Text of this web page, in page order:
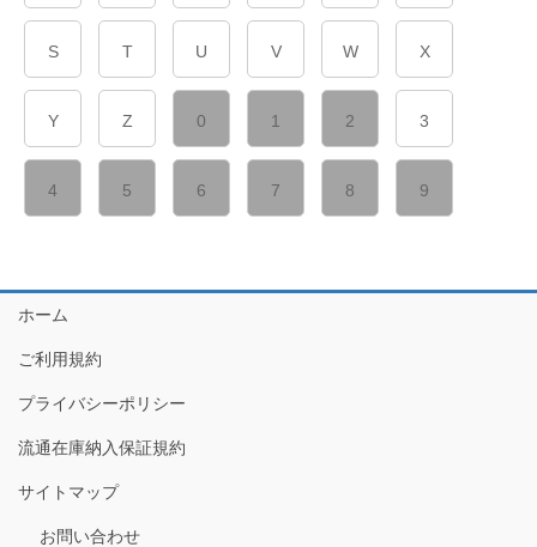
S T U V W X
Y Z 0 1 2 3
4 5 6 7 8 9
ホーム
ご利用規約
プライバシーポリシー
流通在庫納入保証規約
サイトマップ
お問い合わせ